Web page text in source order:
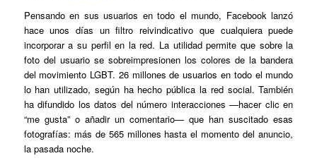
Pensando en sus usuarios en todo el mundo, Facebook lanzó
hace unos días un filtro reivindicativo que cualquiera puede
incorporar a su perfil en la red. La utilidad permite que sobre la
foto del usuario se sobreimpresionen los colores de la bandera
del movimiento LGBT. 26 millones de usuarios en todo el mundo
lo han utilizado, según ha hecho pública la red social. También
ha difundido los datos del número interacciones —hacer clic en
“me gusta” o añadir un comentario— que han suscitado esas
fotografías: más de 565 millones hasta el momento del anuncio,
la pasada noche.